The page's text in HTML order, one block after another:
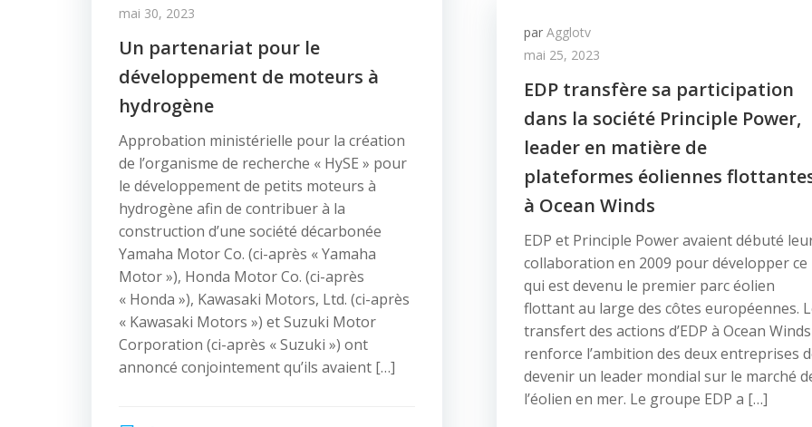
mai 30, 2023
Un partenariat pour le
développement de moteurs à
hydrogène
Approbation ministérielle pour la création
de l’organisme de recherche « HySE » pour
le développement de petits moteurs à
hydrogène afin de contribuer à la
construction d’une société décarbonée
Yamaha Motor Co. (ci-après « Yamaha
Motor »), Honda Motor Co. (ci-après
« Honda »), Kawasaki Motors, Ltd. (ci-après
« Kawasaki Motors ») et Suzuki Motor
Corporation (ci-après « Suzuki ») ont
annoncé conjointement qu’ils avaient […]
par Agglotv
mai 25, 2023
EDP transfère sa participation
dans la société Principle Power,
leader en matière de
plateformes éoliennes
à Ocean Winds
EDP et Principle Power avaient débuté
collaboration en 2009 pour développer ce
qui est devenu le premier parc éolien
flottant au large des côtes européennes.
transfert des actions d’EDP à Ocean Winds
renforce l’ambition des deux entreprises
devenir un leader mondial sur le marché
l’éolien en mer. Le groupe EDP a […]